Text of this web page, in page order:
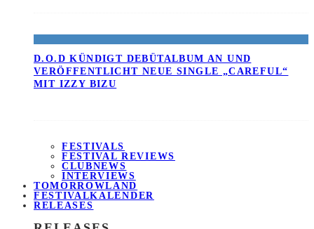
D.O.D KÜNDIGT DEBÜTALBUM AN UND
VERÖFFENTLICHT NEUE SINGLE „CAREFUL“
MIT IZZY BIZU
FESTIVALS
FESTIVAL REVIEWS
CLUBNEWS
INTERVIEWS
TOMORROWLAND
FESTIVALKALENDER
RELEASES